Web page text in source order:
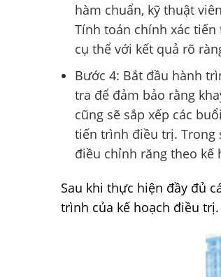
hàm chuẩn, kỹ thuật
Tính toán chính xác
cụ thể với kết quả rõ
Bước 4: Bắt đầu hành
tra để đảm bảo rằng
cũng sẽ sắp xếp các
tiến trình điều trị. Trong
điều chỉnh răng theo kế
Sau khi thực hiện đầy đủ
trình của kế hoạch điều trị.